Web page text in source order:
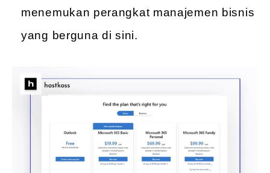
menemukan perangkat manajemen bisnis
yang berguna di sini.